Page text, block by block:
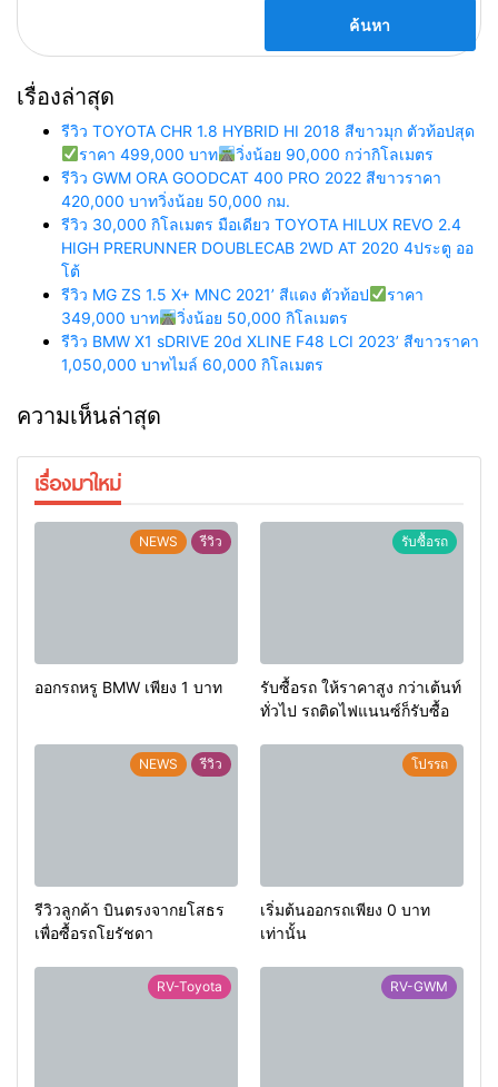
เรื่องล่าสุด
รีวิว TOYOTA CHR 1.8 HYBRID HI 2018 สีขาวมุก ตัวท้อปสุด
ราคา 499,000 บาท
วิ่งน้อย 90,000 กว่ากิโลเมตร
รีวิว GWM ORA GOODCAT 400 PRO 2022 สีขาวราคา
420,000 บาทวิ่งน้อย 50,000 กม.
รีวิว 30,000 กิโลเมตร มือเดียว TOYOTA HILUX REVO 2.4
HIGH PRERUNNER DOUBLECAB 2WD AT 2020 4ประตู ออ
โต้
รีวิว MG ZS 1.5 X+ MNC 2021’ สีแดง ตัวท้อป
ราคา
349,000 บาท
วิ่งน้อย 50,000 กิโลเมตร
รีวิว BMW X1 sDRIVE 20d XLINE F48 LCI 2023’ สีขาวราคา
1,050,000 บาทไมล์ 60,000 กิโลเมตร
ความเห็นล่าสุด
เรื่องมาใหม่
NEWS รีวิว
ออกรถหรู BMW เพียง 1 บาท
รับซื้อรถ
รับซื้อรถ ให้ราคาสูง กว่าเต้นท์
ทั่วไป รถติดไฟแนนซ์ก็รับซื้อ
NEWS รีวิว
รีวิวลูกค้า บินตรงจากยโสธร
เพื่อซื้อรถโยรัชดา
โปรรถ
เริ่มต้นออกรถเพียง 0 บาท
เท่านั้น
RV-Toyota RV-GWM